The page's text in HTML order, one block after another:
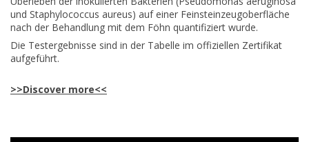
und Staphylococcus aureus) auf einer Feinsteinzeugoberfläche
nach der Behandlung mit dem Föhn quantifiziert wurde.
Die Testergebnisse sind in der Tabelle im offiziellen Zertifikat
aufgeführt.
>>Discover more<<